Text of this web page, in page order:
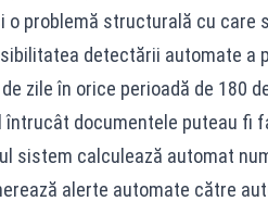
o problemă structurală cu
detectării automate a
zile în orice perioadă de 180
întrucât documentele puteau fi
sistem calculează automat
alerte automate către